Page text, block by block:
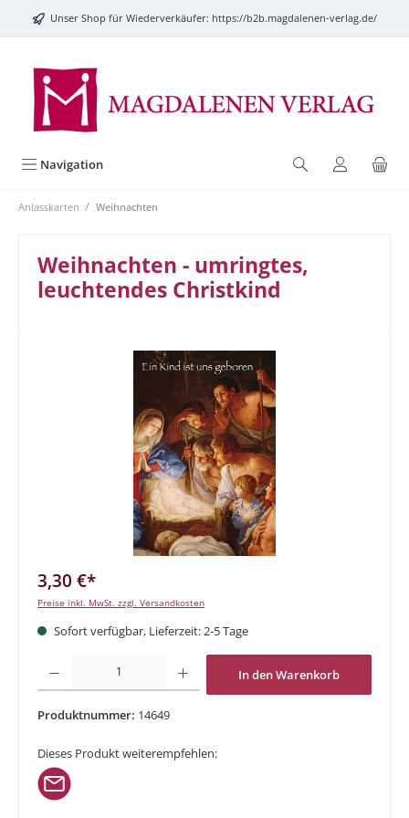
springenUnser Shop für Wiederverkäufer: https://b2b.magdalenen-verlag.de/
Navigation
Anlasskarten / Weihnachten
Weihnachten - umringtes,
leuchtendes Christkind
Bildergalerie überspringen
3,30 €*
Preise inkl. MwSt. zzgl. Versandkosten
Sofort verfügbar, Lieferzeit: 2-5 Tage
Produkt Anzahl: Gib den gewünschten Wert ein oder benutze die Schaltflächen um
In den Warenkorb
Produktnummer: 14649
Dieses Produkt weiterempfehlen: